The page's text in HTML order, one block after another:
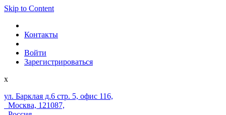
Skip to Content
Контакты
Войти
Зарегистрироваться
x
ул. Барклая д.6 стр. 5, офис 116,
Москва, 121087,